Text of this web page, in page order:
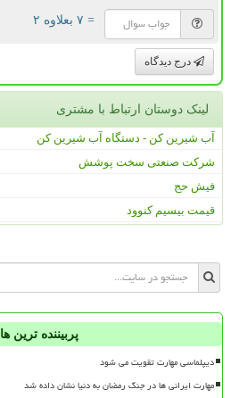
= ۷ بعلاوه ۲
درج دیدگاه
لینک دوستان ارتباط با مشتری
آب شیرین کن - دستگاه آب شیرین کن
شرکت صنعتی سخت پوشش
فیش حج
قیمت بیسیم کنوود
پربیننده ترین ها
دیپلماسی مهارت تقویت می شود
مهارت ایرانی ها در جنگ رمضان به دنیا نشان داده شد